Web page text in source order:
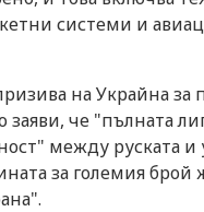
системи и
на Украйна за
заяви, че "пълната
между руската и
за големия брой